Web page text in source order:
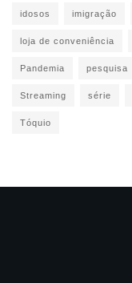
idosos imigração
loja de conveniência
Pandemia pesquisa
Streaming série
Tóquio